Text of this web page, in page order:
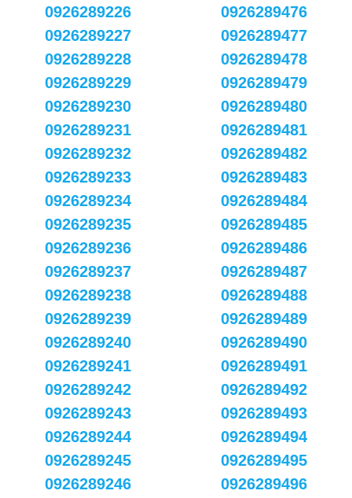
0926289226
0926289227
0926289228
0926289229
0926289230
0926289231
0926289232
0926289233
0926289234
0926289235
0926289236
0926289237
0926289238
0926289239
0926289240
0926289241
0926289242
0926289243
0926289244
0926289245
0926289246
0926289476
0926289477
0926289478
0926289479
0926289480
0926289481
0926289482
0926289483
0926289484
0926289485
0926289486
0926289487
0926289488
0926289489
0926289490
0926289491
0926289492
0926289493
0926289494
0926289495
0926289496